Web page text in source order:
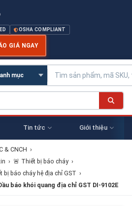
OSHA COMPLIANT
GIÁ NGAY
Tin tức Giới thiệu
& CNCH ›
› 🚨 Thiết bị báo cháy ›
bị báo cháy hệ địa chỉ GST ›
báo khói quang địa chỉ GST DI-9102E